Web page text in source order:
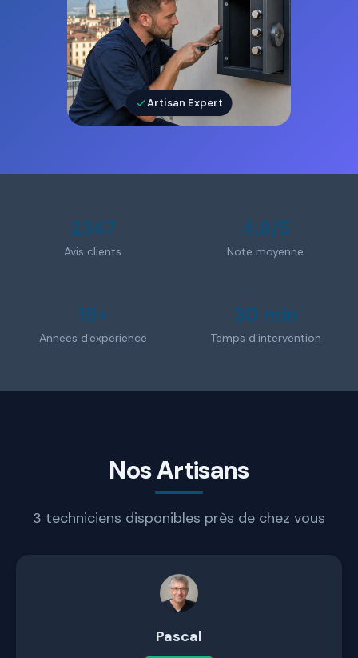
Artisan Expert
2347
Avis clients
4.8/5
Note moyenne
15+
Annees d'experience
30 min
Temps d'intervention
Nos Artisans
3 techniciens disponibles près de chez vous
Pascal